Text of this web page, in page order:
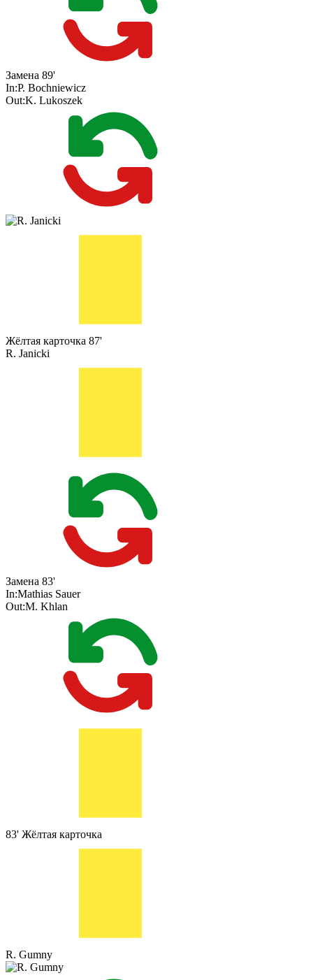
Замена 89'
In:P. Bochniewicz
Out:K. Lukoszek
Жёлтая карточка 87'
R. Janicki
Замена 83'
In:Mathias Sauer
Out:M. Khlan
83' Жёлтая карточка
R. Gumny